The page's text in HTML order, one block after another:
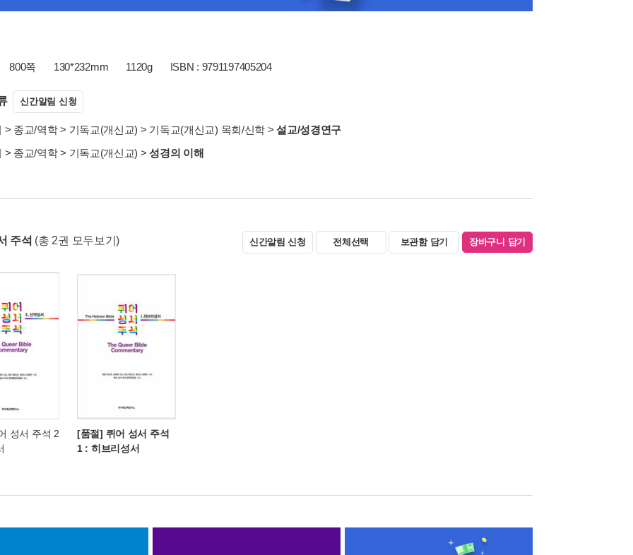
800쪽 130*232mm 1120g ISBN : 9791197405204
신간알림 신청
> 종교/역학> 기독교(개신교) > 기독교(개신교) 목회/신학 >설교/성경연구
> 종교/역학> 기독교(개신교) >성경의 이해
주석 (총 2권 모두보기) 신간알림 신청 전체선택 보관함 담기 장바구니 담기
성서 주석 2
[품절] 퀴어 성서 주석
1 : 히브리성서